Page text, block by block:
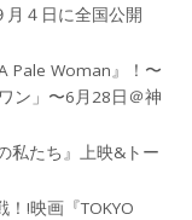
４日に全国公開
Pale Woman』！〜
ン」〜6月28日＠神
私たち』上映&トー
!映画『TOKYO